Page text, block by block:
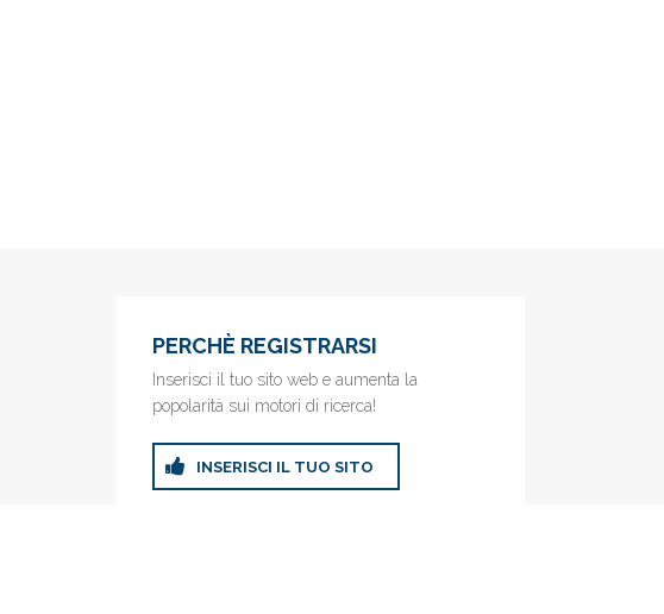
PERCHÈ REGISTRARSI
Inserisci il tuo sito web e aumenta la
popolarità sui motori di ricerca!
INSERISCI IL TUO SITO